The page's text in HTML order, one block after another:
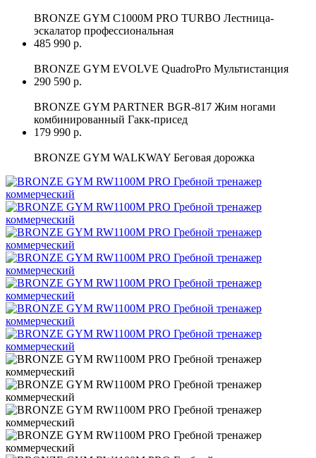
BRONZE GYM C1000M PRO TURBO Лестница-
эскалатор профессиональная
485 990 р.
BRONZE GYM EVOLVE QuadroPro Мультистанция
290 590 р.
BRONZE GYM PARTNER BGR-817 Жим ногами
комбинированный Гакк-присед
179 990 р.
BRONZE GYM WALKWAY Беговая дорожка